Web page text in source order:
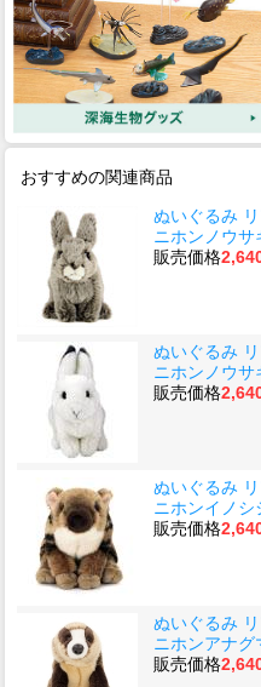
おすすめの関連商品
ぬいぐるみ
ニホンノウサ
販売価格
ぬいぐるみ
ニホンノウサ
販売価格
ぬいぐるみ
ニホンイノシ
販売価格
ぬいぐるみ
ニホンアナグ
販売価格